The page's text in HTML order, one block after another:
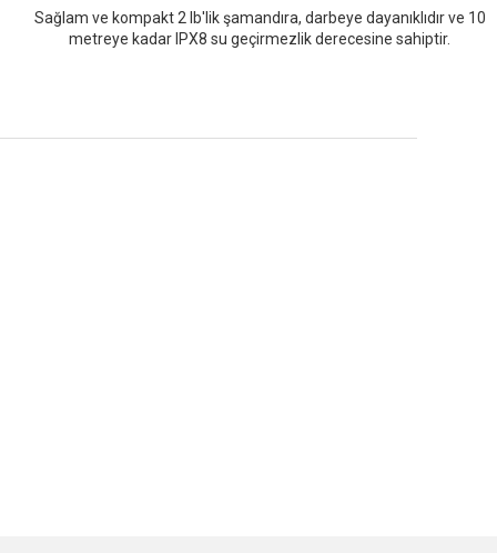
Sağlam ve kompakt 2 lb'lik şamandıra, darbeye dayanıklıdır ve 10
metreye kadar IPX8 su geçirmezlik derecesine sahiptir.